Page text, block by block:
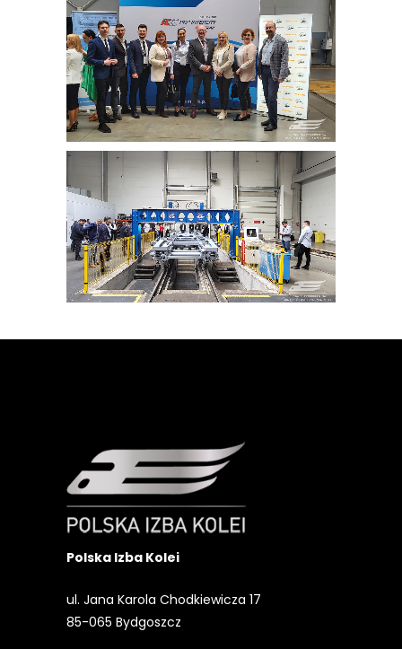
Polska Izba Kolei
ul. Jana Karola Chodkiewicza 17
85-065 Bydgoszcz